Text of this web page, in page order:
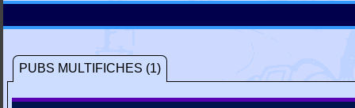
PUBS MULTIFICHES (1)